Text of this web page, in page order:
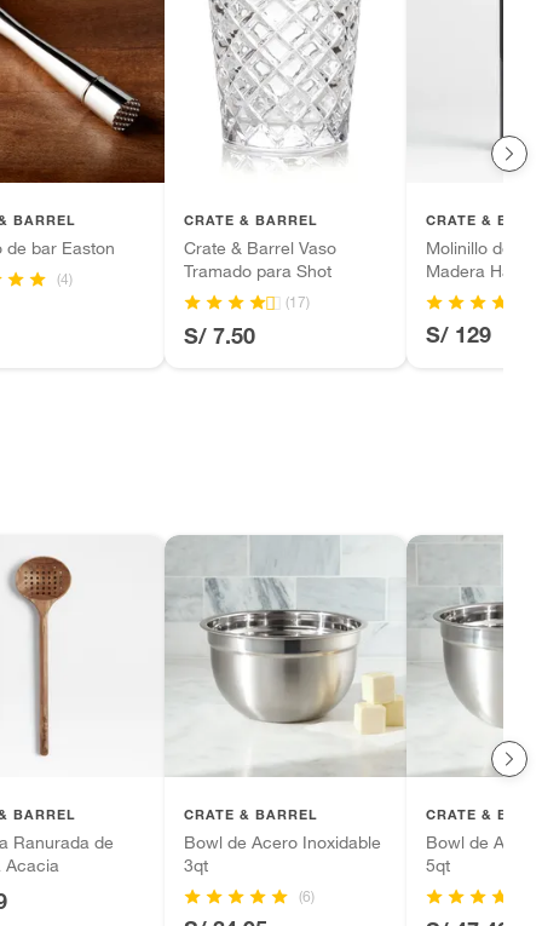
BARREL
de bar Easton
(4)
CRATE & BARREL
Crate & Barrel Vaso
Tramado para Shot
(17)
S/ 7.50
CRATE &
Molinillo de
Madera
S/ 129
BARREL
Ranurada de
Acacia
CRATE & BARREL
Bowl de Acero Inoxidable
3qt
(6)
CRATE &
Bowl de
5qt